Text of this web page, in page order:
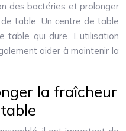
des bactéries et prolonger
table. Un centre de table
qui dure. L’utilisation
aider à maintenir la
la fraîcheur